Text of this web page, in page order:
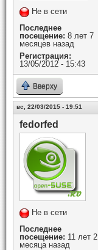
Не в сети
Последнее
посещение: 8 лет 7
месяцев назад
Регистрация:
13/05/2012 - 15:43
Вверху
вс, 22/03/2015 - 19:51
fedorfed
Не в сети
Последнее
посещение: 11 лет 2
месяца назад